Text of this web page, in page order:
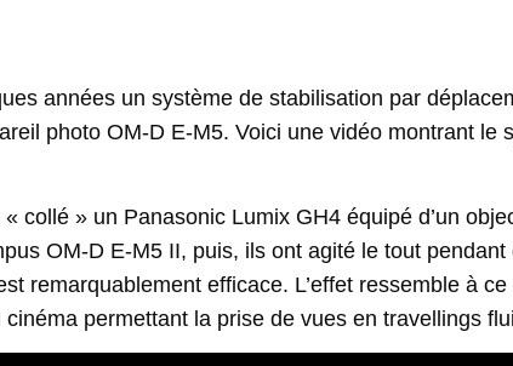
années un système de stabilisation par
photo OM-D E-M5. Voici une vidéo montrant le
« collé » un Panasonic Lumix GH4 équipé d’un
OM-D E-M5 II, puis, ils ont agité le tout
remarquablement efficace. L’effet ressemble à
permettant la prise de vues en travellings